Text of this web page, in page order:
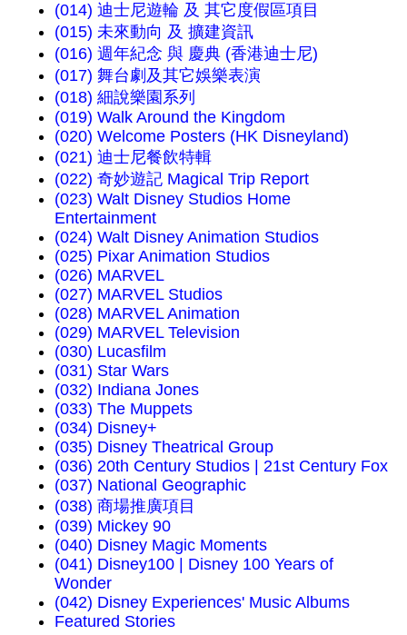
(014) 迪士尼遊輪 及 其它度假區項目
(015) 未來動向 及 擴建資訊
(016) 週年紀念 與 慶典 (香港迪士尼)
(017) 舞台劇及其它娛樂表演
(018) 細說樂園系列
(019) Walk Around the Kingdom
(020) Welcome Posters (HK Disneyland)
(021) 迪士尼餐飲特輯
(022) 奇妙遊記 Magical Trip Report
(023) Walt Disney Studios Home
Entertainment
(024) Walt Disney Animation Studios
(025) Pixar Animation Studios
(026) MARVEL
(027) MARVEL Studios
(028) MARVEL Animation
(029) MARVEL Television
(030) Lucasfilm
(031) Star Wars
(032) Indiana Jones
(033) The Muppets
(034) Disney+
(035) Disney Theatrical Group
(036) 20th Century Studios | 21st Century Fox
(037) National Geographic
(038) 商場推廣項目
(039) Mickey 90
(040) Disney Magic Moments
(041) Disney100 | Disney 100 Years of
Wonder
(042) Disney Experiences' Music Albums
Featured Stories